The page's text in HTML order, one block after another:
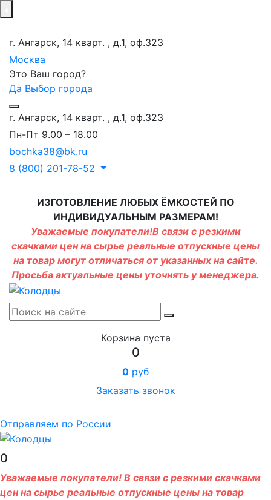
г. Ангарск, 14 кварт. , д.1, оф.323
Москва
Это Ваш город?
Да Выбор города
г. Ангарск, 14 кварт. , д.1, оф.323
Пн-Пт 9.00 – 18.00
bochka38@bk.ru
8 (800) 201-78-52
ИЗГОТОВЛЕНИЕ ЛЮБЫХ ЁМКОСТЕЙ ПО
ИНДИВИДУАЛЬНЫМ РАЗМЕРАМ!
Уважаемые покупатели!В связи с резкими
скачками цен на сырье реальные отпускные цены
на товар могут отличаться от указанных на сайте.
Просьба актуальные цены уточнять у менеджера.
Корзина пуста
0
0 руб
Заказать звонок
Отправляем по России
0
Уважаемые покупатели! В связи с резкими скачками
цен на сырье реальные отпускные цены на товар